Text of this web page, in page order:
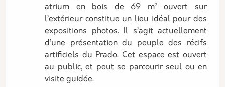
atrium en bois de 69 m² ouvert sur
l’extérieur constitue un lieu idéal pour des
expositions photos. Il s’agit actuellement
d’une présentation du peuple des récifs
artificiels du Prado. Cet espace est ouvert
au public, et peut se parcourir seul ou en
visite guidée.